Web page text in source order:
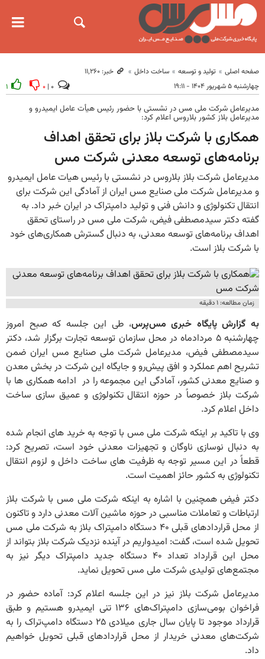
صفحه اصلی تولید و توسعه ساخت داخل
خبر: ۱۱٬۲۶۰
چهارشنبه ۵ شهریور ۱۴۰۴ - ۱۹:۱۱
۰ ۱
مدیرعامل شرکت ملی مس در نشستی با حضور رئیس هیأت عامل ایمیدرو و
مدیرعامل بلاز کشور بلاروس اعلام کرد:
همکاری با شرکت بلاز برای تحقق اهداف
برنامه‌های توسعه معدنی شرکت مس
زمان مطالعه: ۱ دقیقه
مدیرعامل شرکت بلاز بلاروس در نشستی با رئیس هیات عامل ایمیدرو
و مدیرعامل شرکت ملی صنایع مس ایران از آمادگی این شرکت برای
انتقال تکنولوژی و دانش فنی و تولید دامپتراک در ایران خبر داد. به
گفته دکتر سیدمصطفی فیض، شرکت ملی مس در راستای تحقق
اهداف برنامه‌های توسعه معدنی، به دنبال گسترش همکاری‌های خود
با شرکت بلاز است.
به گزارش پایگاه خبری مس‌پرس، طی این جلسه که صبح امروز
چهارشنبه ۵ مردادماه در محل سازمان توسعه تجارت برگزار شد، دکتر
سیدمصطفی فیض، مدیرعامل شرکت ملی صنایع مس ایران ضمن
تشریح اهم عملکرد و افق پیش‌رو و جایگاه این شرکت در بخش معدن
و صنایع معدنی کشور، آمادگی این مجموعه را در ادامه همکاری ها با
شرکت بلاز خصوصاً در حوزه انتقال تکنولوژی و عمیق سازی ساخت
داخل اعلام کرد.
وی با تاکید بر اینکه شرکت ملی مس با توجه به خرید های انجام شده
به دنبال نوسازی ناوگان و تجهیزات معدنی خود است، تصریح کرد:
قطعاً در این مسیر توجه به ظرفیت های ساخت داخل و لزوم انتقال
تکنولوژی به کشور حائز اهمیت است.
دکتر فیض همچنین با اشاره به اینکه شرکت ملی مس با شرکت بلاز
ارتباطات و تعاملات مناسبی در حوزه ماشین آلات معدنی دارد و تاکنون
از محل قراردادهای قبلی ۴۰ دستگاه دامپتراک بلاز به شرکت ملی مس
تحویل شده است، گفت: امیدواریم در آینده نزدیک شرکت بلاز بتواند از
محل این قرارداد تعداد ۴۰ دستگاه جدید دامپتراک دیگر نیز به
مجتمع‌های تولیدی شرکت ملی مس تحویل نماید.
مدیرعامل شرکت بلاز نیز در این جلسه اعلام کرد: آماده حضور در
فراخوان بومی‌سازی دامپتراک‌های ۱۳۶ تنی ایمیدرو هستیم و طبق
قرارداد موجود تا پایان سال جاری میلادی ۲۵ دستگاه دامپ‌تراک را به
شرکت‌های معدنی خریدار از محل قراردادهای قبلی تحویل خواهیم
داد.